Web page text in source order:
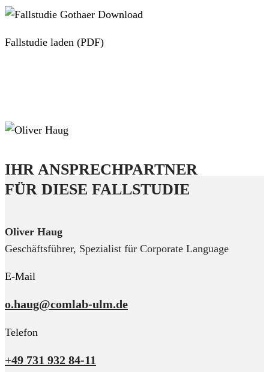
Fallstudie laden (PDF)
IHR ANSPRECHPARTNER
FÜR DIESE FALLSTUDIE
Oliver Haug
Geschäftsführer, Spezialist für Corporate Language
E-Mail
o.haug@comlab-ulm.de
Telefon
+49 731 932 84-11